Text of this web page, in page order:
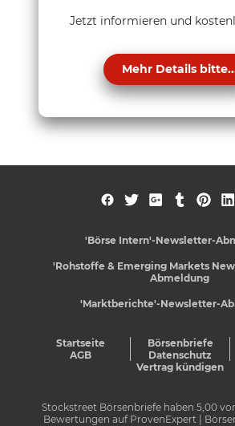
Jetzt informieren und
Mehr Details
'Börse Intern'-Newsletter-
'Rohstoffe & Emerging Markets
Abmeldung
'Marktberichte'-Newsletter-
Startseite Börsenbriefe
AGB
Datenschutz
Vertrag kündigen
Stockstreet Börsenbriefe haben 5,00
Bewertungen auf ProvenExpert |